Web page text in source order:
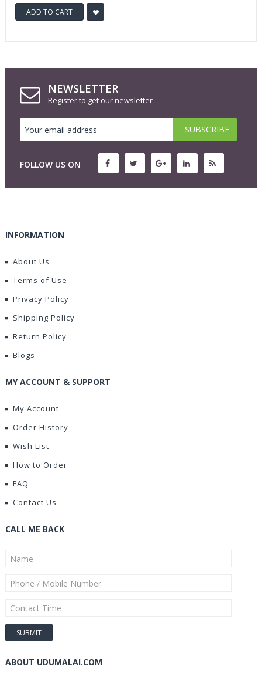
ADD TO CART
NEWSLETTER
Register to get our newsletter
FOLLOW US ON
INFORMATION
About Us
Terms of Use
Privacy Policy
Shipping Policy
Return Policy
Blogs
MY ACCOUNT & SUPPORT
My Account
Order History
Wish List
How to Order
FAQ
Contact Us
CALL ME BACK
ABOUT UDUMALAI.COM